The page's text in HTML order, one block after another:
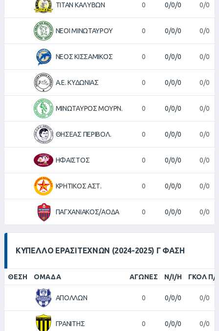
ΤΙΤΑΝ ΚΑΛΥΒΩΝ 0 0/0/0 0/0
ΝΕΟΙ ΜΙΝΩΤΑΥΡΟΥ 0 0/0/0 0/0
ΝΕΟΣ ΚΙΣΣΑΜΙΚΟΣ 0 0/0/0 0/0
Α.Ε. ΚΥΔΩΝΙΑΣ 0 0/0/0 0/0
ΜΙΝΩΤΑΥΡΟΣ ΜΟΥΡΝ. 0 0/0/0 0/0
ΘΗΣΕΑΣ ΠΕΡΙΒΟΛ. 0 0/0/0 0/0
ΗΦΑΙΣΤΟΣ 0 0/0/0 0/0
ΚΡΗΤΙΚΟΣ ΑΣΤ. 0 0/0/0 0/0
ΠΑΓΧΑΝΙΑΚΟΣ/ΑΟΔΑ 0 0/0/0 0/0
ΚΎΠΕΛΛΟ ΕΡΑΣΙΤΕΧΝΏΝ (2024-2025) Γ ΦΆΣΗ
ΘΈΣΗ ΟΜΆΔΑ ΑΓΏΝΕΣ Ν/Ι/Η ΓΚΟΛ Π/
ΑΠΟΛΛΩΝ 0 0/0/0 0/0
ΓΡΑΝΙΤΗΣ 0 0/0/0 0/0